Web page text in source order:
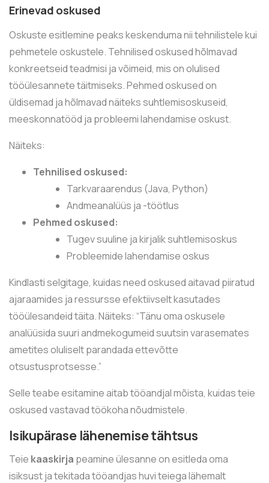
Erinevad oskused
Oskuste esitlemine peaks keskenduma nii tehnilistele kui
pehmetele oskustele. Tehnilised oskused hõlmavad
konkreetseid teadmisi ja võimeid, mis on olulised
tööülesannete täitmiseks. Pehmed oskused on
üldisemad ja hõlmavad näiteks suhtlemisoskuseid,
meeskonnatööd ja probleemi lahendamise oskust.
Näiteks:
Tehnilised oskused:
Tarkvaraarendus (Java, Python)
Andmeanalüüs ja -töötlus
Pehmed oskused:
Tugev suuline ja kirjalik suhtlemisoskus
Probleemide lahendamise oskus
Kindlasti selgitage, kuidas need oskused aitavad piiratud
ajaraamides ja ressursse efektiivselt kasutades
tööülesandeid täita. Näiteks: “Tänu oma oskusele
analüüsida suuri andmekogumeid suutsin varasemates
ametites oluliselt parandada ettevõtte
otsustusprotsesse.”
Selle teabe esitamine aitab tööandjal mõista, kuidas teie
oskused vastavad töökoha nõudmistele.
Isikupärase lähenemise tähtsus
Teie kaaskirja peamine ülesanne on esitleda oma
isiksust ja tekitada tööandjas huvi teiega lähemalt